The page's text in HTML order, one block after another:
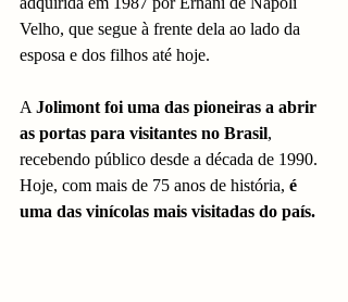
Velho, que segue à frente dela ao lado da
esposa e dos filhos até hoje.
A Jolimont foi uma das pioneiras a abrir
as portas para visitantes no Brasil,
recebendo público desde a década de 1990.
Hoje, com mais de 75 anos de história, é
uma das vinícolas mais visitadas do país.